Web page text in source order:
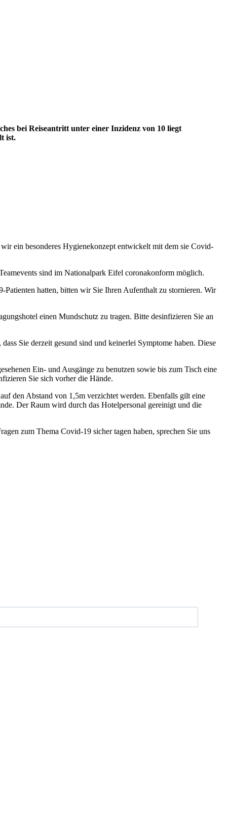
bei Reiseantritt unter einer Inzidenz von 10 liegt
ist.
ein besonderes Hygienekonzept entwickelt mit dem sie Covid-
sind im Nationalpark Eifel coronakonform möglich.
hatten, bitten wir Sie Ihren Aufenthalt zu stornieren. Wir
einen Mundschutz zu tragen. Bitte desinfizieren Sie an
Sie derzeit gesund sind und keinerlei Symptome haben. Diese
Ein- und Ausgänge zu benutzen sowie bis zum Tisch eine
Sie sich vorher die Hände.
den Abstand von 1,5m verzichtet werden. Ebenfalls gilt eine
Der Raum wird durch das Hotelpersonal gereinigt und die
zum Thema Covid-19 sicher tagen haben, sprechen Sie uns